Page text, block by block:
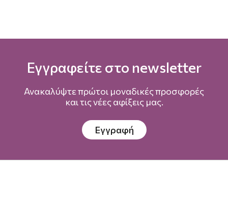
Εγγραφείτε στο newsletter
Ανακαλύψτε πρώτοι μοναδικές προσφορές
και τις νέες αφίξεις μας.
Εγγραφή